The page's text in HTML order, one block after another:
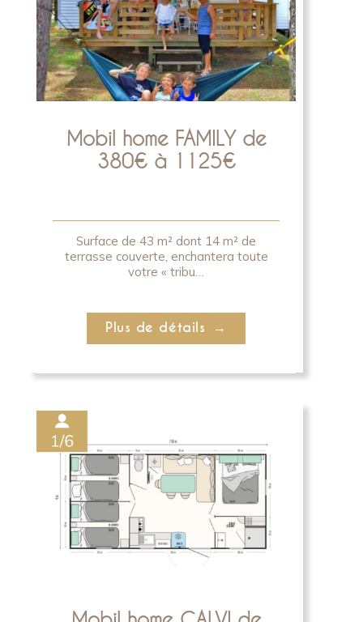
Mobil home FAMILY de
380€ à 1125€
Surface de 43 m² dont 14 m² de
terrasse couverte, enchantera toute
votre « tribu…
Plus de détails